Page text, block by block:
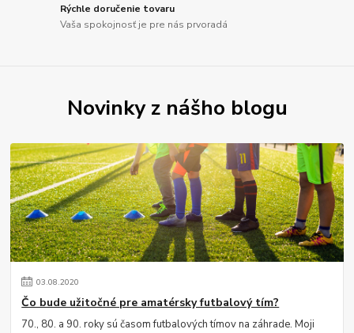
Rýchle doručenie tovaru
Vaša spokojnosť je pre nás prvoradá
Novinky z nášho blogu
03.08.2020
Čo bude užitočné pre amatérsky futbalový tím?
70., 80. a 90. roky sú časom futbalových tímov na záhrade. Moji